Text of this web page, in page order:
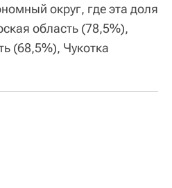
округ, где эта доля
область (78,5%),
(68,5%), Чукотка